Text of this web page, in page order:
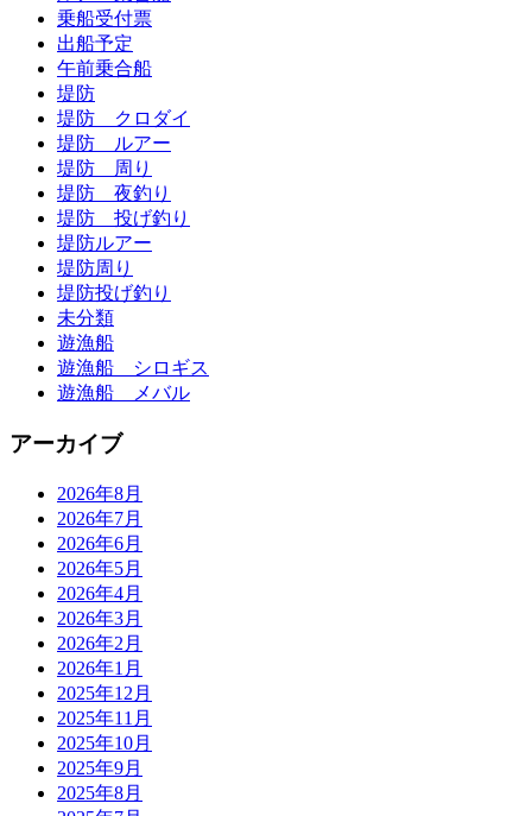
乗船受付票
出船予定
午前乗合船
堤防
堤防 クロダイ
堤防 ルアー
堤防 周り
堤防 夜釣り
堤防 投げ釣り
堤防ルアー
堤防周り
堤防投げ釣り
未分類
遊漁船
遊漁船 シロギス
遊漁船 メバル
アーカイブ
2026年8月
2026年7月
2026年6月
2026年5月
2026年4月
2026年3月
2026年2月
2026年1月
2025年12月
2025年11月
2025年10月
2025年9月
2025年8月